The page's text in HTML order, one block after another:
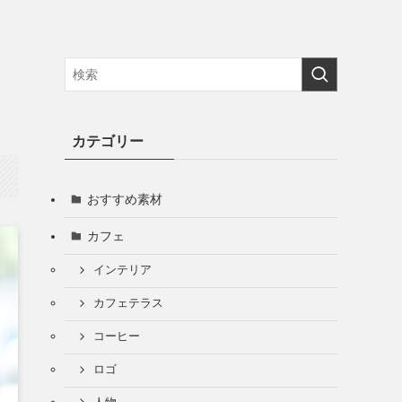
カテゴリー
おすすめ素材
カフェ
インテリア
カフェテラス
コーヒー
ロゴ